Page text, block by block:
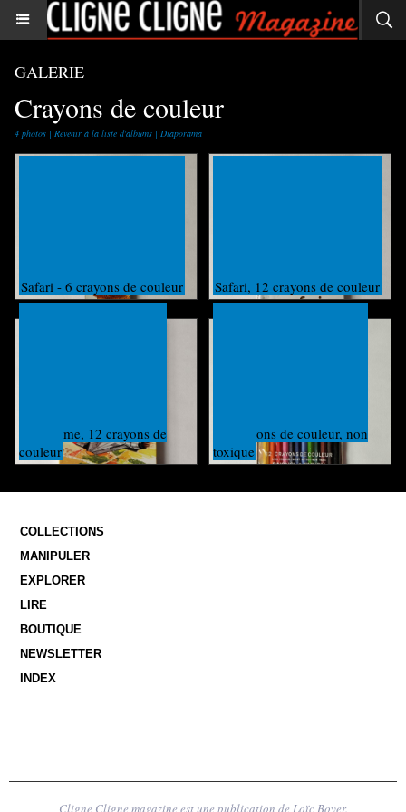
GALERIE
Crayons de couleur
4 photos | Revenir à la liste d'albums | Diaporama
Safari - 6 crayons de couleur Safari, 12 crayons de couleur
Oriflamme, 12 crayons de
couleur
12 crayons de couleur, non
toxique
COLLECTIONS
MANIPULER
EXPLORER
LIRE
BOUTIQUE
NEWSLETTER
INDEX
Cligne Cligne magazine est une publication de Loïc Boyer.